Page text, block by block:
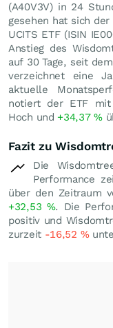
(A40V3V) in 24
gesehen hat sich
UCITS ETF (ISIN
Anstieg des
auf 30 Tage, seit
verzeichnet eine
aktuelle
notiert der ETF mit
Hoch und +34,37%
Fazit zu
Die
Performance
über den Zeitraum
+32,53 %. Die
positiv und
zurzeit -16,52 %